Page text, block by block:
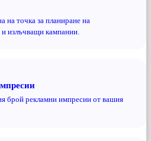
на точка за планиране на
и излъчващи кампании.
брой рекламни импресии от вашия